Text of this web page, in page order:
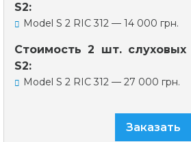
S2:
Model S 2 RIC 312 — 14 000 грн.
Стоимость 2 шт.
S2:
Model S 2 RIC 312 — 27 000 грн.
Заказать